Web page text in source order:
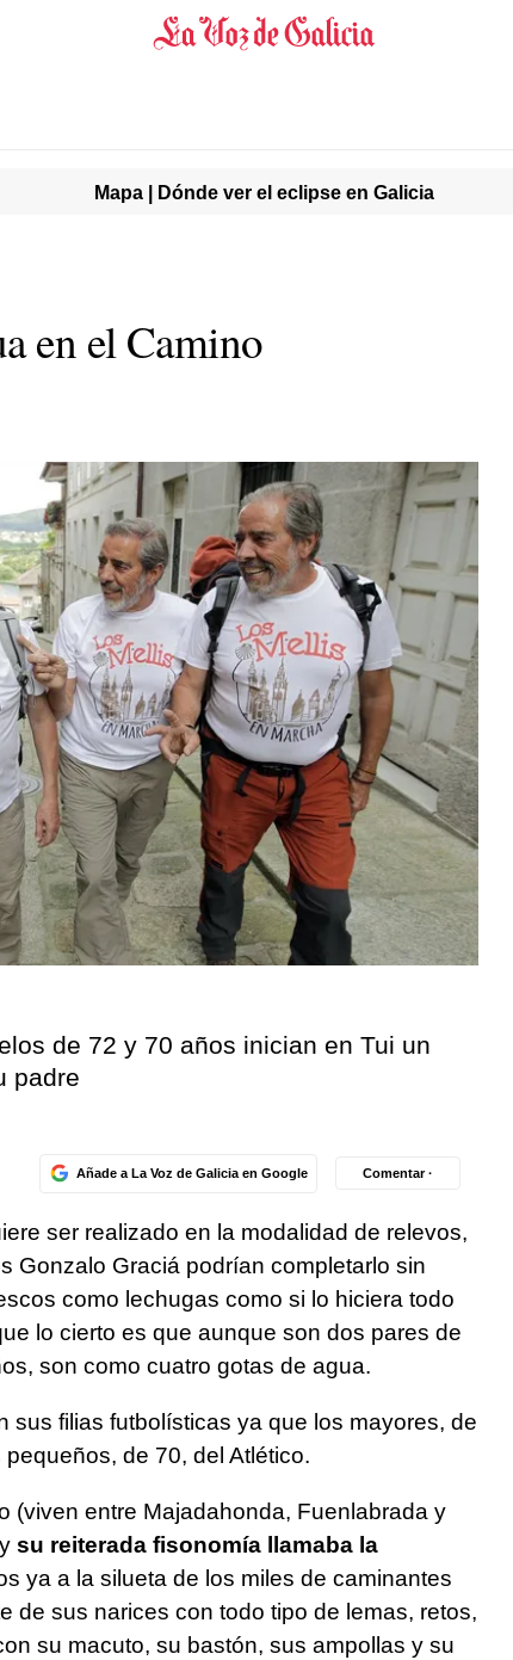
Mapa | Dónde ver el eclipse en Galicia
en el Camino
de 72 y 70 años inician en Tui un
padre
Añade a La Voz de Galicia en Google Comentar ·
ser realizado en la modalidad de relevos,
Gonzalo Graciá podrían completarlo sin
como lechugas como si lo hiciera todo
lo cierto es que aunque son dos pares de
son como cuatro gotas de agua.
sus filias futbolísticas ya que los mayores, de
de 70, del Atlético.
(viven entre Majadahonda, Fuenlabrada y
su reiterada fisonomía llamaba la
ya a la silueta de los miles de caminantes
de sus narices con todo tipo de lemas, retos,
su macuto, su bastón, sus ampollas y su